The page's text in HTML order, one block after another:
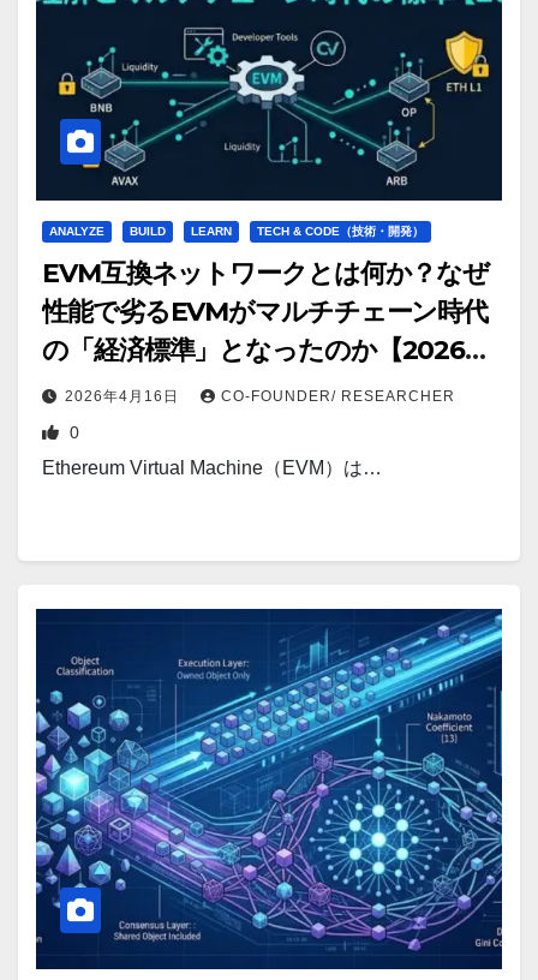
ANALYZE BUILD LEARN TECH & CODE（技術・開発）
EVM互換ネットワークとは何か？なぜ
性能で劣るEVMがマルチチェーン時代
の「経済標準」となったのか【2026年
最新版】
2026年4月16日 CO-FOUNDER/ RESEARCHER
0
Ethereum Virtual Machine（EVM）は…